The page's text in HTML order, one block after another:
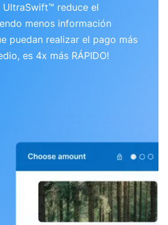
reduce el
menos información
puedan realizar el pago más
es 4x más RÁPIDO!